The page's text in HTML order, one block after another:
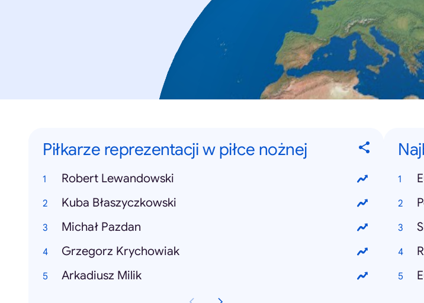
Piłkarze reprezentacji w piłce nożnej
Robert Lewandowski
Kuba Błaszyczkowski
Michał Pazdan
Grzegorz Krychowiak
Arkadiusz Milik